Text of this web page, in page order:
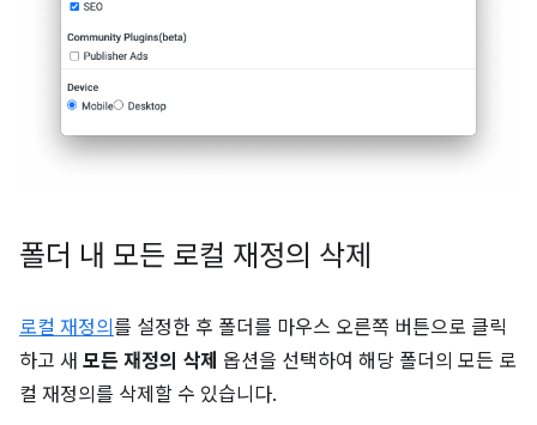
폴더 내 모든 로컬 재정의 삭제
로컬 재정의 를 설정한 후 폴더를 마우스 오른쪽 버튼으로 클릭
하고 새 모든 재정의 삭제 옵션을 선택하여 해당 폴더의 모든 로
컬 재정의를 삭제할 수 있습니다.